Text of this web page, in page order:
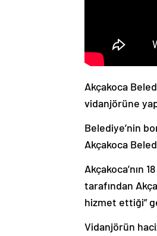
Akçakoca
vidanjörüne
Belediye’nin
Akçakoca
Akçakoca’nın
tarafından
hizmet ettiği”
Vidanjörün